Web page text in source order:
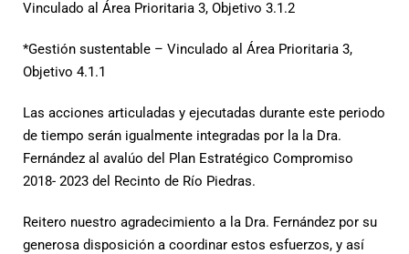
Vinculado al Área Prioritaria 3, Objetivo 3.1.2
*Gestión sustentable – Vinculado al Área Prioritaria 3,
Objetivo 4.1.1
Las acciones articuladas y ejecutadas durante este periodo
de tiempo serán igualmente integradas por la la Dra.
Fernández al avalúo del Plan Estratégico Compromiso
2018- 2023 del Recinto de Río Piedras.
Reitero nuestro agradecimiento a la Dra. Fernández por su
generosa disposición a coordinar estos esfuerzos, y así